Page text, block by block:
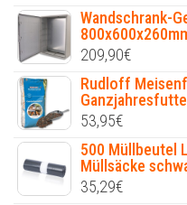
Wandschrank-
209,90€
Rudloff
53,95€
500 Müllbeutel
Müllsäcke
35,29€